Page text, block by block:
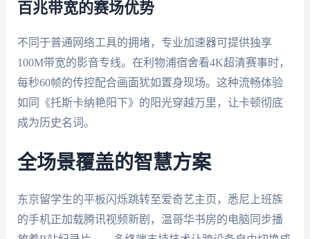
百兆带宽的赛场优势
不同于普通网络工具的拥堵，专业加速器可提供独享
100M带宽的影音专线。在利物浦宿舍看4K超清赛事时，
每秒60帧的传控配合画面犹如置身现场。这种流畅体验
如同《托斯卡纳艳阳下》的阳光穿越万里，让卡顿彻底
成为历史名词。
全场景覆盖的智慧方案
东京留学生的平板闪烁跳转至爱奇艺主页，悉尼上班族
的手机正加载腾讯视频新剧，温哥华书房的电脑同步播